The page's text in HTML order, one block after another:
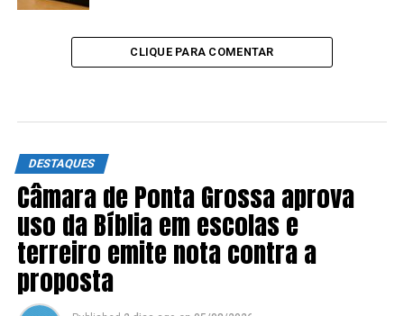
CLIQUE PARA COMENTAR
DESTAQUES
Câmara de Ponta Grossa aprova
uso da Bíblia em escolas e
terreiro emite nota contra a
proposta